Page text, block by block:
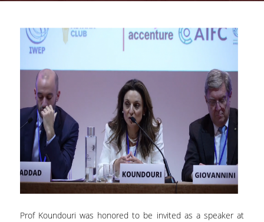
ΕΚΔΗΛΩΣΕΙΣ
ΕΚΠΑΙΔΕΥΤΕΣ
ΘΕΜΑΤΙΚΕΣ ΕΝΟΤΗΤΕΣ
ΑΙΤΗΣΕΙΣ
Prof Koundouri was honored to be invited as a speaker at